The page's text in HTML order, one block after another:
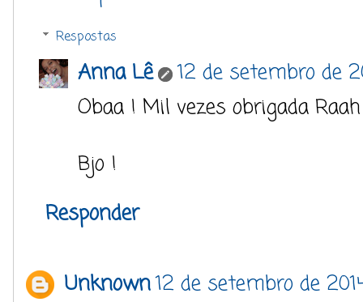
Respostas
Anna Lê
12 de setembro de
Obaa ! Mil vezes obrigada
Bjo !
Responder
Unknown12 de setembro de